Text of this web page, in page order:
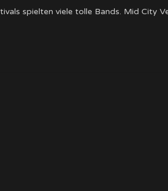
spielten viele tolle Bands. Mid City